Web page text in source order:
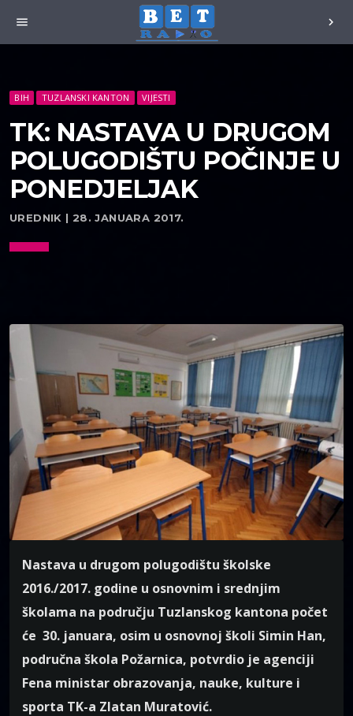
menu chevron_right
BIH TUZLANSKI KANTON VIJESTI
TK: NASTAVA U DRUGOM
POLUGODIŠTU POČINJE U
PONEDJELJAK
UREDNIK | 28. JANUARA 2017.
Nastava u drugom polugodištu školske
2016./2017. godine u osnovnim i srednjim
školama na području Tuzlanskog kantona počet
će 30. januara, osim u osnovnoj školi Simin Han,
područna škola Požarnica, potvrdio je agenciji
Fena ministar obrazovanja, nauke, kulture i
sporta TK-a Zlatan Muratović.